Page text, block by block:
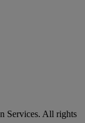
Services. All rights